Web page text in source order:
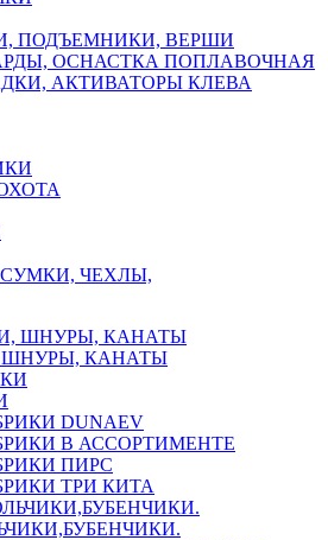
ПОДЪЕМНИКИ, ВЕРШИ
ОСНАСТКА ПОПЛАВОЧНАЯ
АКТИВАТОРЫ КЛЕВА
ЧЕХЛЫ,
ШНУРЫ, КАНАТЫ
DUNAEV
В АССОРТИМЕНТЕ
ПИРС
ТРИ КИТА